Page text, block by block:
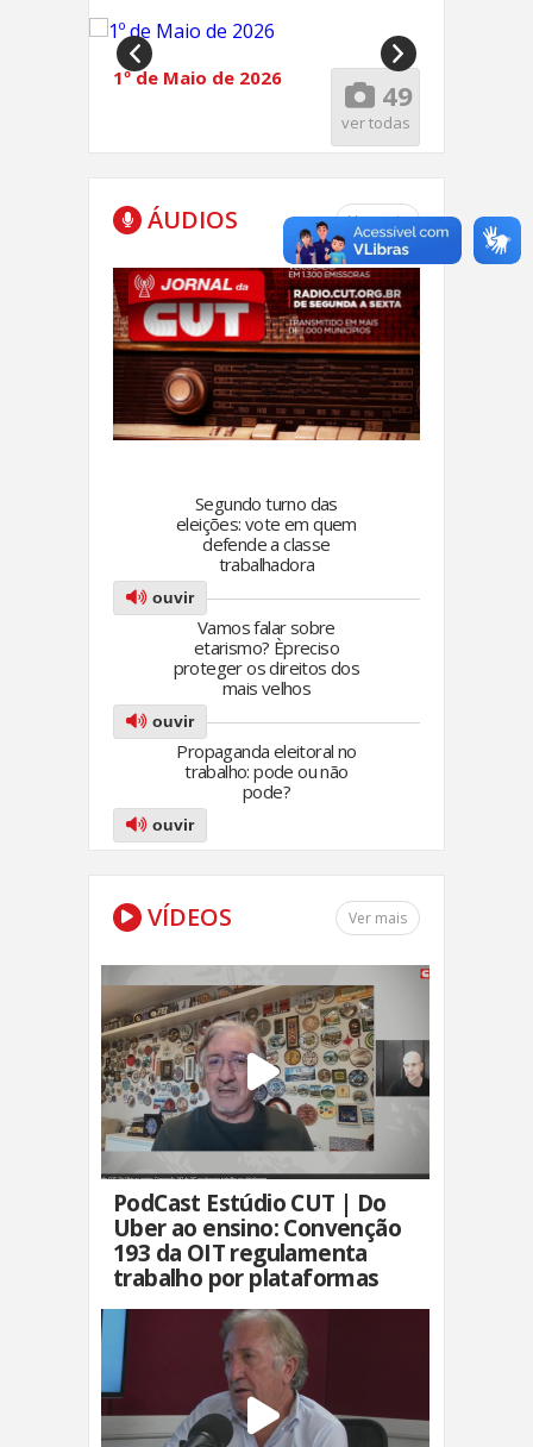
ÁUDIOS Ver mais
Segundo turno das
eleições: vote em quem
defende a classe
trabalhadora
ouvir
Vamos falar sobre
etarismo? Èpreciso
proteger os direitos dos
mais velhos
ouvir
Propaganda eleitoral no
trabalho: pode ou não
pode?
ouvir
VÍDEOS Ver mais
PodCast Estúdio CUT | Do
Uber ao ensino: Convenção
193 da OIT regulamenta
trabalho por plataformas
1º de Maio de 2026 49
ver todas